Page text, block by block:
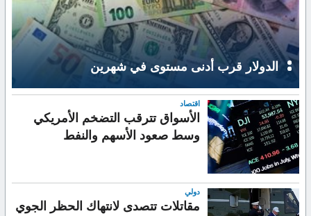
الدولار قرب أدنى مستوى في شهرين
اقتصاد
الأسواق تترقب التضخم الأمريكي
وسط صعود الأسهم والنفط
دولي
مقاتلات تتصدى لانتهاك الحظر الجوي